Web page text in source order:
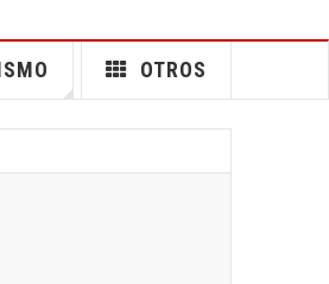
OTROS